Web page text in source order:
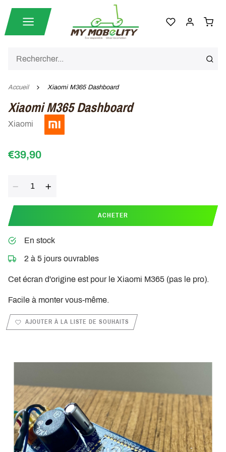
Accueil Xiaomi M365 Dashboard
Xiaomi M365 Dashboard
Xiaomi
€39,90
ACHETER
En stock
2 à 5 jours ouvrables
Cet écran d'origine est pour le Xiaomi M365 (pas le pro).
Facile à monter vous-même.
AJOUTER À LA LISTE DE SOUHAITS